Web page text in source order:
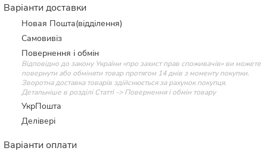
Варіанти доставки
Новая Пошта(відділення)
Самовивіз
Повернення і обмін
Відповідно до закону України «про захист прав споживачів» ви можете
повернути або обміняти товар протягом 14 днів з моменту покупки.
Зворотна доставка товарів здійснюється за рахунок покупця.
Детальніше в розділі Статті -> Повернення і обмін товару
УкрПошта
Делівері
Варіанти оплати